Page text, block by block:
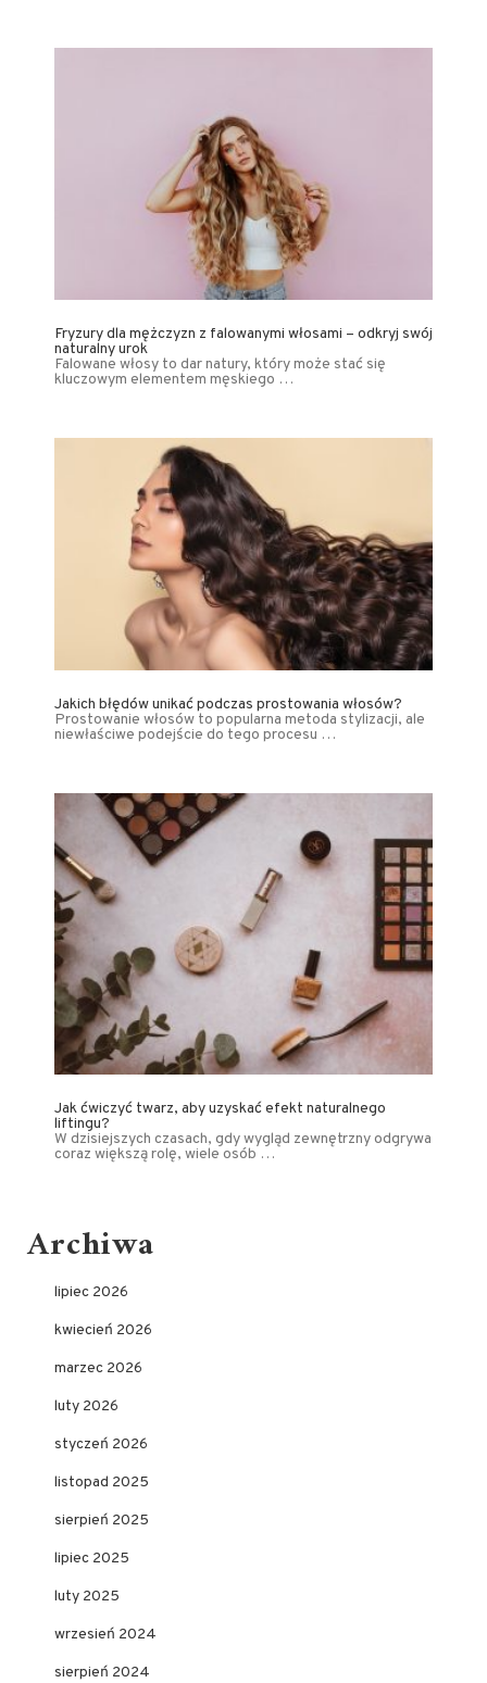
Fryzury dla mężczyzn z falowanymi włosami – odkryj swój
naturalny urok
Falowane włosy to dar natury, który może stać się
kluczowym elementem męskiego …
Jakich błędów unikać podczas prostowania włosów?
Prostowanie włosów to popularna metoda stylizacji, ale
niewłaściwe podejście do tego procesu …
Jak ćwiczyć twarz, aby uzyskać efekt naturalnego
liftingu?
W dzisiejszych czasach, gdy wygląd zewnętrzny odgrywa
coraz większą rolę, wiele osób …
Archiwa
lipiec 2026
kwiecień 2026
marzec 2026
luty 2026
styczeń 2026
listopad 2025
sierpień 2025
lipiec 2025
luty 2025
wrzesień 2024
sierpień 2024